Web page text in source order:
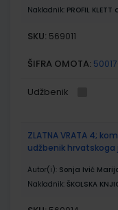
Nakladnik: PROFIL KLETT
SKU: 569011
ŠIFRA OMOTA:
Udžbenik
ZLATNA VRATA 4;
udžbenik
Autor(i): Sonja Ivić
Nakladnik: ŠKOLSKA